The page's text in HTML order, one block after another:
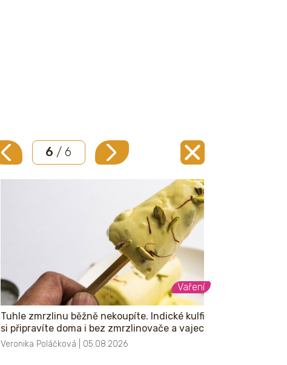
6 / 6
Vaření
Tuhle zmrzlinu běžně nekoupíte. Indické kulfi
si připravíte doma i bez zmrzlinovače a vajec
Veronika Poláčková | 05.08.2026